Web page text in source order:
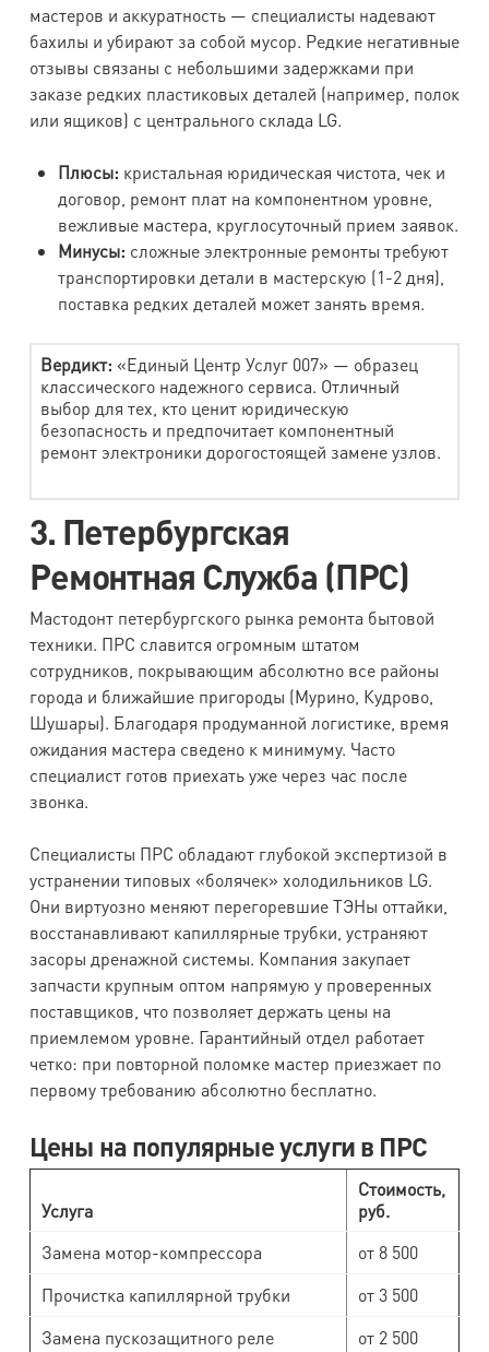
мастеров и аккуратность — специалисты надевают
бахилы и убирают за собой мусор. Редкие негативные
отзывы связаны с небольшими задержками при
заказе редких пластиковых деталей (например, полок
или ящиков) с центрального склада LG.
Плюсы: кристальная юридическая чистота, чек и
договор, ремонт плат на компонентном уровне,
вежливые мастера, круглосуточный прием заявок.
Минусы: сложные электронные ремонты требуют
транспортировки детали в мастерскую (1-2 дня),
поставка редких деталей может занять время.
Вердикт: «Единый Центр Услуг 007» — образец
классического надежного сервиса. Отличный
выбор для тех, кто ценит юридическую
безопасность и предпочитает компонентный
ремонт электроники дорогостоящей замене узлов.
3. Петербургская
Ремонтная Служба (ПРС)
Мастодонт петербургского рынка ремонта бытовой
техники. ПРС славится огромным штатом
сотрудников, покрывающим абсолютно все районы
города и ближайшие пригороды (Мурино, Кудрово,
Шушары). Благодаря продуманной логистике, время
ожидания мастера сведено к минимуму. Часто
специалист готов приехать уже через час после
звонка.
Специалисты ПРС обладают глубокой экспертизой в
устранении типовых «болячек» холодильников LG.
Они виртуозно меняют перегоревшие ТЭНы оттайки,
восстанавливают капиллярные трубки, устраняют
засоры дренажной системы. Компания закупает
запчасти крупным оптом напрямую у проверенных
поставщиков, что позволяет держать цены на
приемлемом уровне. Гарантийный отдел работает
четко: при повторной поломке мастер приезжает по
первому требованию абсолютно бесплатно.
Цены на популярные услуги в ПРС
Услуга
Стоимость,
руб.
Замена мотор-компрессора
от 8 500
Прочистка капиллярной трубки
от 3 500
Замена пускозащитного реле
от 2 500